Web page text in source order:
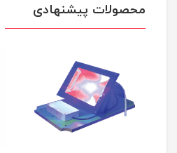
محصولات پیشنهادی